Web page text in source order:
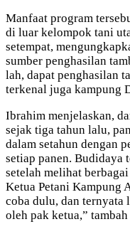
Manfaat program
di luar kelompok tani
setempat,
sumber penghasilan
lah, dapat penghasilan
terkenal juga kampung
Ibrahim menjelaskan,
sejak tiga tahun lalu,
dalam setahun dengan
setiap panen.
setelah melihat
Ketua Petani Kampung
coba dulu, dan
oleh pak ketua,”